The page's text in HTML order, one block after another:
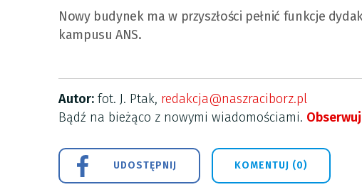
Nowy budynek ma w przyszłości pełnić funkcje
kampusu ANS.
Autor: fot. J. Ptak, redakcja@naszraciborz.pl
Bądź na bieżąco z nowymi wiadomościami.
UDOSTĘPNIJ KOMENTUJ (0)